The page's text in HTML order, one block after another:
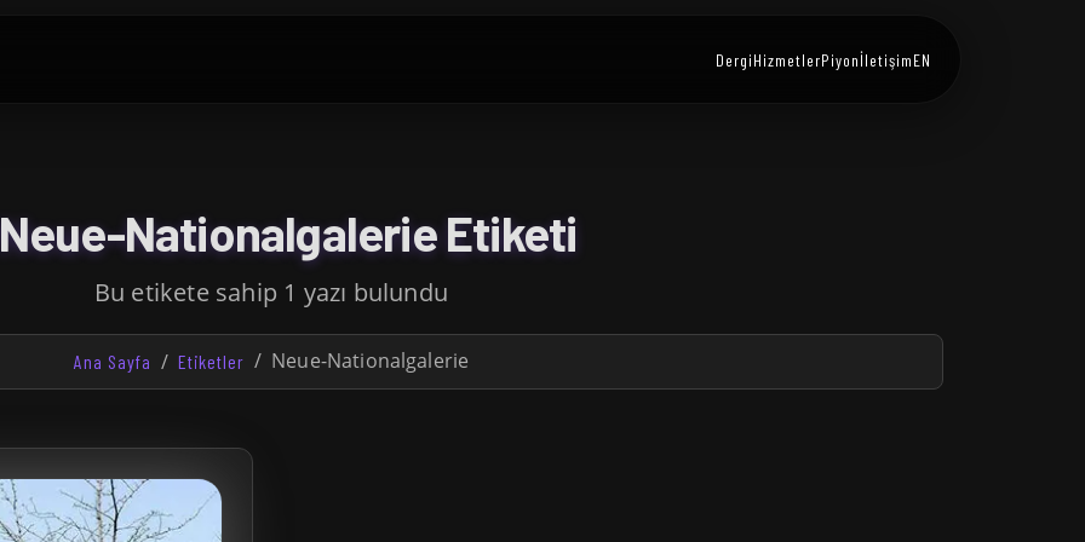
DergiHizmetlerPiyonİletişimEN
Nationalgalerie Etiketi
Bu etikete sahip 1 yazı bulundu
Ana Sayfa Etiketler Neue-Nationalgalerie